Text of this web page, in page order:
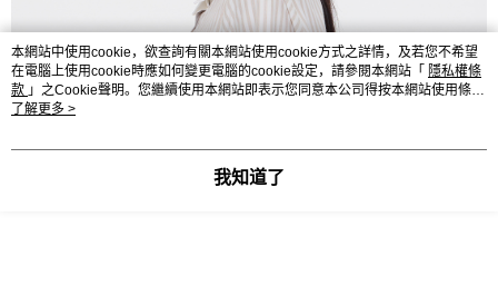
本網站中使用cookie，欲查詢有關本網站使用cookie方式之詳情，及若您不希望
在電腦上使用cookie時應如何變更電腦的cookie設定，請參閱本網站「 隱私權條
款 」之Cookie聲明。您繼續使用本網站即表示您同意本公司得按本網站使用條款
之Cookie聲明使用cookie。
了解更多 >
我知道了